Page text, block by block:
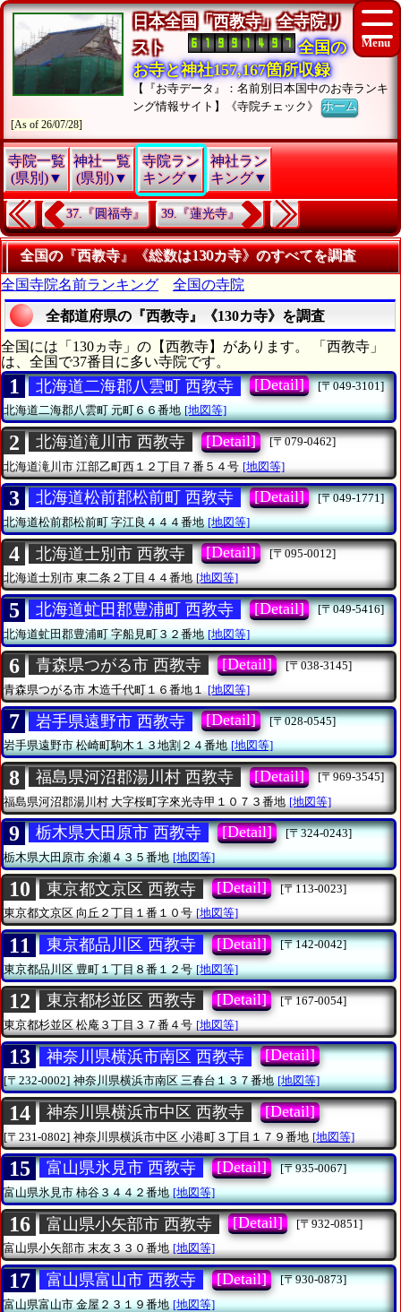
日本全国「西教寺」全寺院リ
スト
全国の
お寺と神社157,167箇所収録
【『お寺データ』：名前別日本国中のお寺ランキ
ング情報サイト】《寺院チェック》ホーム
[As of 26/07/28]
寺院一覧
(県別)▼
神社一覧
(県別)▼
寺院ラン
キング▼
神社ラン
キング▼
37.『圓福寺』 39.『蓮光寺』
全国の『西教寺』《総数は130カ寺》のすべてを調査
全国寺院名前ランキング
全国の寺院
全都道府県の『西教寺』《130カ寺》を調査
全国には「130ヵ寺」の【西教寺】があります。 「西教寺」
は、全国で37番目に多い寺院です。
1 北海道二海郡八雲町 西教寺 [Detail]
[〒049-3101]
北海道二海郡八雲町元町６６番地 [地図等]
2 北海道滝川市 西教寺 [Detail]
[〒079-0462]
北海道滝川市 江部乙町西１２丁目７番５４号 [地図等]
3 北海道松前郡松前町 西教寺 [Detail]
[〒049-1771]
北海道松前郡松前町字江良４４４番地 [地図等]
4 北海道士別市 西教寺 [Detail]
[〒095-0012]
北海道士別市東二条２丁目４４番地 [地図等]
5 北海道虻田郡豊浦町 西教寺 [Detail]
[〒049-5416]
北海道虻田郡豊浦町字船見町３２番地 [地図等]
6 青森県つがる市 西教寺 [Detail]
[〒038-3145]
青森県つがる市 木造千代町１６番地１ [地図等]
7 岩手県遠野市 西教寺 [Detail]
[〒028-0545]
岩手県遠野市松崎町駒木１３地割２４番地 [地図等]
8 福島県河沼郡湯川村 西教寺 [Detail]
[〒969-3545]
福島県河沼郡湯川村 大字桜町字來光寺甲１０７３番地 [地図等]
9 栃木県大田原市 西教寺 [Detail]
[〒324-0243]
栃木県大田原市余瀬４３５番地 [地図等]
10 東京都文京区 西教寺 [Detail]
[〒113-0023]
東京都文京区向丘２丁目１番１０号 [地図等]
11 東京都品川区 西教寺 [Detail]
[〒142-0042]
東京都品川区豊町１丁目８番１２号 [地図等]
12 東京都杉並区 西教寺 [Detail]
[〒167-0054]
東京都杉並区 松庵３丁目３７番４号 [地図等]
13 神奈川県横浜市南区 西教寺 [Detail]
[〒232-0002] 神奈川県横浜市南区三春台１３７番地 [地図等]
14 神奈川県横浜市中区 西教寺 [Detail]
[〒231-0802] 神奈川県横浜市中区 小港町３丁目１７９番地 [地図等]
15 富山県氷見市 西教寺 [Detail]
[〒935-0067]
富山県氷見市柿谷３４４２番地 [地図等]
16 富山県小矢部市 西教寺 [Detail]
[〒932-0851]
富山県小矢部市末友３３０番地 [地図等]
17 富山県富山市 西教寺 [Detail]
[〒930-0873]
富山県富山市金屋２３１９番地 [地図等]